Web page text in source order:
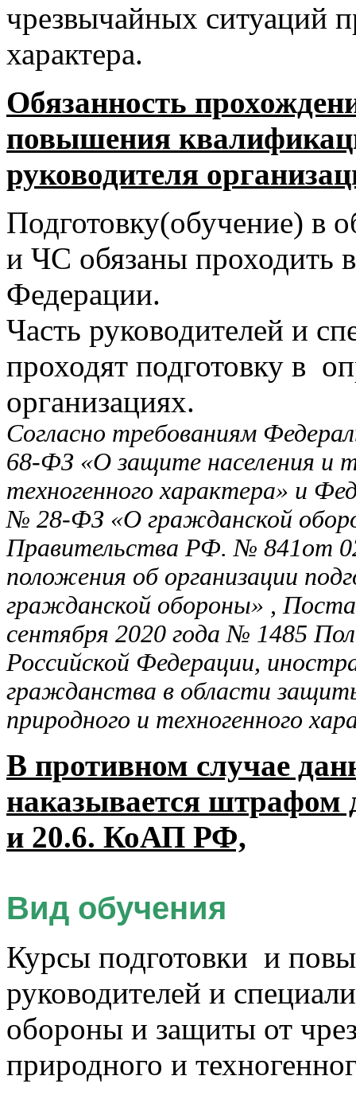
чрезвычайных ситуаций
характера.
Обязанность
повышения
руководителя
Подготовку(обучение) в
и ЧС обязаны проходить
Федерации.
Часть руководителей и
проходят подготовку в
организациях.
Согласно требованиям
68-ФЗ «О защите населения и
техногенного характера» и
№ 28-ФЗ «О гражданской
Правительства РФ. № 841от
положения об организации
гражданской обороны» ,
сентября 2020 года № 1485
Российской Федерации,
гражданства в области
природного и техногенного
В противном случае
наказывается штрафом
и 20.6. КоАП РФ,
Вид обучения
Курсы подготовки и
руководителей и
обороны и защиты от
природного и